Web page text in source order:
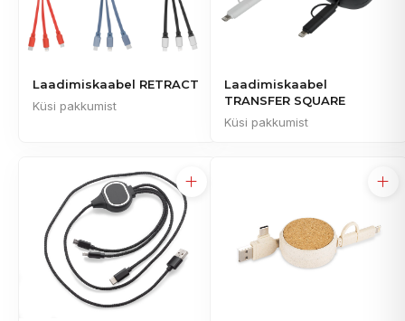
Laadimiskaabel RETRACT
Küsi pakkumist
Laadimiskaabel
TRANSFER SQUARE
Küsi pakkumist